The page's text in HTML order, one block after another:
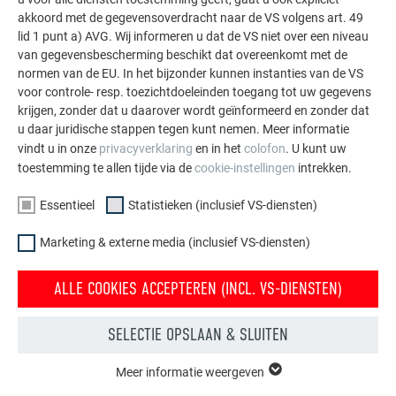
MEER REFERENTIES BEKIJKEN
Gratis brochures bestellen
akkoord met de gegevensoverdracht naar de VS volgens art. 49
lid 1 punt a) AVG. Wij informeren u dat de VS niet over een niveau
van gegevensbescherming beschikt dat overeenkomt met de
normen van de EU. In het bijzonder kunnen instanties van de VS
voor controle- resp. toezichtdoeleinden toegang tot uw gegevens
krijgen, zonder dat u daarover wordt geïnformeerd en zonder dat
u daar juridische stappen tegen kunt nemen. Meer informatie
vindt u in onze privacyverklaring en in het colofon. U kunt uw
toestemming te allen tijde via decookie-instellingen intrekken.
Essentieel Statistieken (inclusief VS-diensten)
Marketing & externe media (inclusief VS-diensten)
ALLE COOKIES ACCEPTEREN (INCL. VS-DIENSTEN)
SELECTIE OPSLAAN & SLUITEN
Meer informatie weergeven